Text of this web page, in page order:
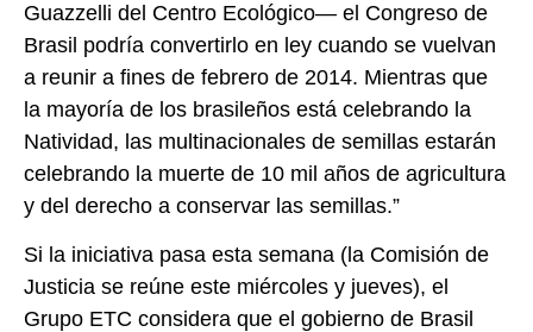
Guazzelli del Centro Ecológico— el Congreso de
Brasil podría convertirlo en ley cuando se vuelvan
a reunir a fines de febrero de 2014. Mientras que
la mayoría de los brasileños está celebrando la
Natividad, las multinacionales de semillas estarán
celebrando la muerte de 10 mil años de agricultura
y del derecho a conservar las semillas.”
Si la iniciativa pasa esta semana (la Comisión de
Justicia se reúne este miércoles y jueves), el
Grupo ETC considera que el gobierno de Brasil